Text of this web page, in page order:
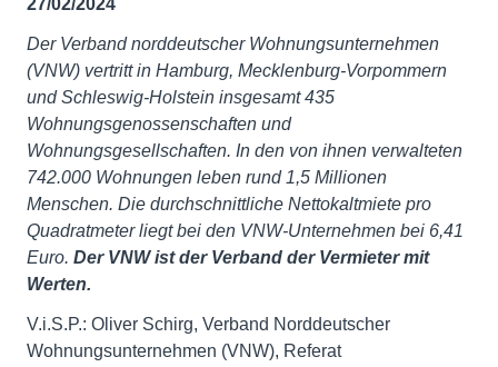
27/02/2024
Der Verband norddeutscher Wohnungsunternehmen
(VNW) vertritt in Hamburg, Mecklenburg-Vorpommern
und Schleswig-Holstein insgesamt 435
Wohnungsgenossenschaften und
Wohnungsgesellschaften. In den von ihnen verwalteten
742.000 Wohnungen leben rund 1,5 Millionen
Menschen. Die durchschnittliche Nettokaltmiete pro
Quadratmeter liegt bei den VNW-Unternehmen bei 6,41
Euro. Der VNW ist der Verband der Vermieter mit
Werten.
V.i.S.P.: Oliver Schirg, Verband Norddeutscher
Wohnungsunternehmen (VNW), Referat